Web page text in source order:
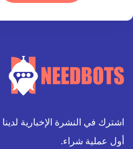
أول عملية شراء.